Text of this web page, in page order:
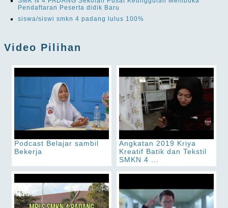
Pendaftaran Peserta didik Baru
siswa/siswi smkn 4 padang lulus 100%
Video Pilihan
Podcast Belajar sambil
Bekerja
Angkatan 2019 Kriya
Kreatif Batik dan Tekstil
SMKN 4 ...